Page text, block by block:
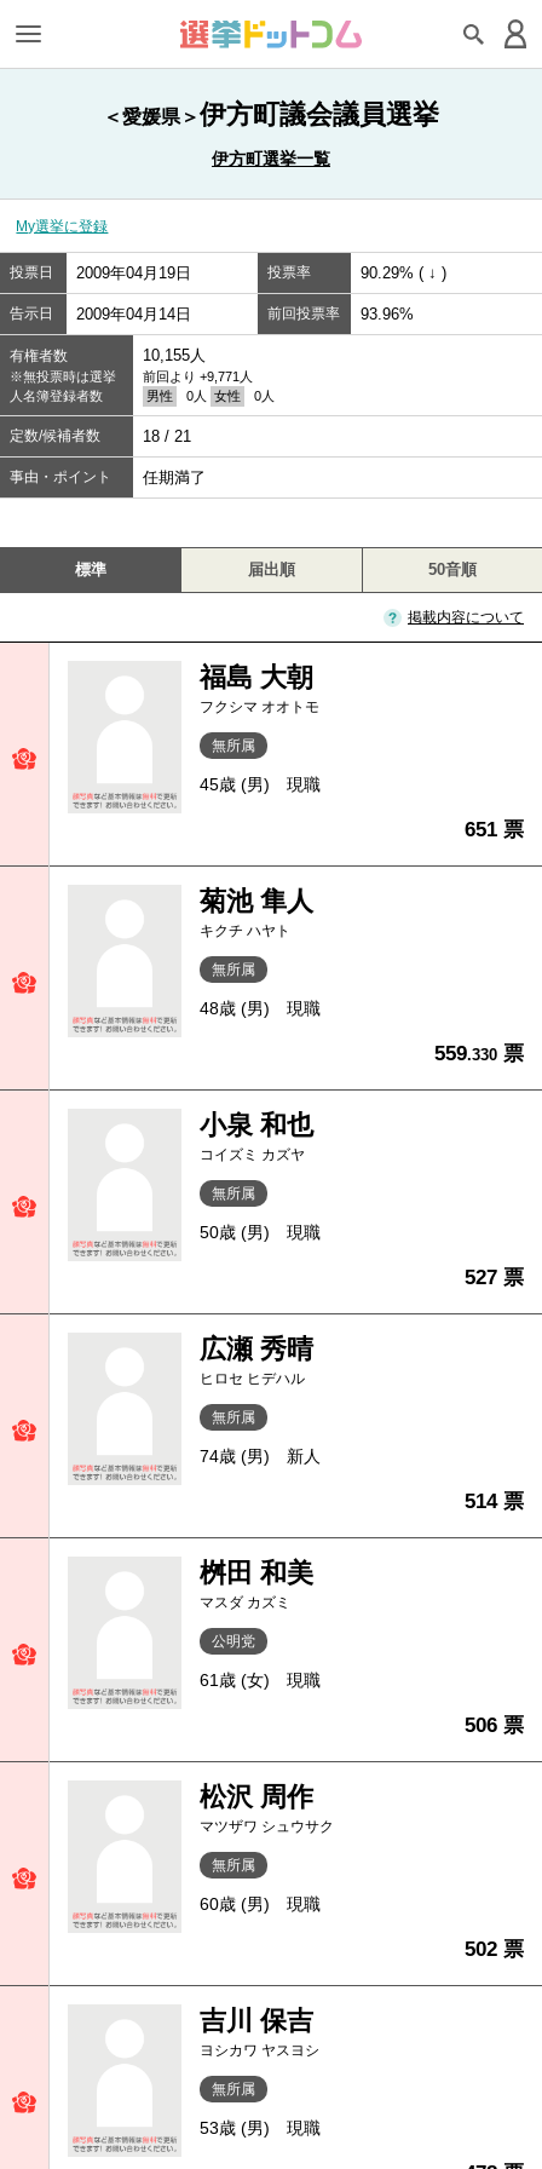
＜愛媛県＞伊方町議会議員選挙
伊方町選挙一覧
My選挙に登録
投票日 2009年04月19日 投票率 90.29% ( ↓ )
告示日 2009年04月14日 前回投票率 93.96%
有権者数
※無投票時は選挙
人名簿登録者数
10,155人
前回より +9,771人
男性
0人 女性 0人
定数/候補者数 18 / 21
事由・ポイント 任期満了
標準 届出順 50音順
掲載内容について
福島 大朝
フクシマ オオトモ
無所属
45歳 (男) 現職
651 票
菊池 隼人
キクチ ハヤト
無所属
48歳 (男) 現職
559.330 票
小泉 和也
コイズミ カズヤ
無所属
50歳 (男) 現職
527 票
広瀬 秀晴
ヒロセ ヒデハル
無所属
74歳 (男) 新人
514 票
桝田 和美
マスダ カズミ
公明党
61歳 (女) 現職
506 票
松沢 周作
マツザワ シュウサク
無所属
60歳 (男) 現職
502 票
吉川 保吉
ヨシカワ ヤスヨシ
無所属
53歳 (男) 現職